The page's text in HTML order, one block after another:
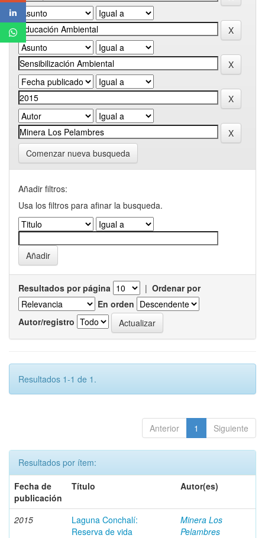
Comenzar nueva busqueda
Añadir filtros:
Usa los filtros para afinar la busqueda.
Resultados por página | Ordenar por
En orden
Autor/registro
Resultados 1-1 de 1.
Anterior 1 Siguiente
Resultados por ítem:
Fecha de
publicación
Título Autor(es)
2015
Laguna Conchalí:
Reserva de vida
Minera Los
Pelambres